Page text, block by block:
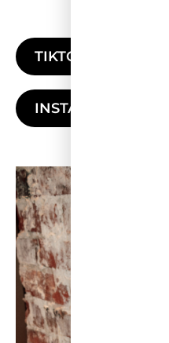
TIKTOK
INSTAGRAM